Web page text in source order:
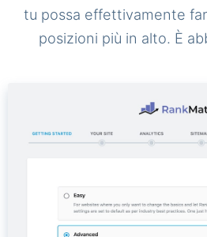
tu possa effettivamente
posizioni più in alto. È